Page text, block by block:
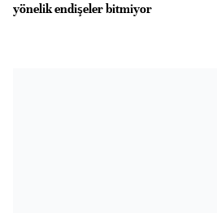
yönelik endişeler bitmiyor